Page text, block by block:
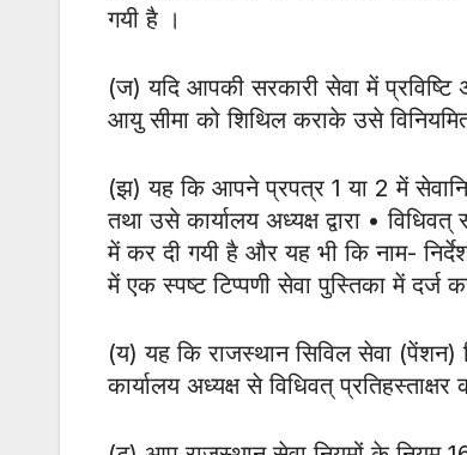
गयी है ।
(ज) यदि आपकी सरकारी सेवा में
आयु सीमा को शिथिल कराके उसे
(झ) यह कि आपने प्रपत्र 1 या 2 में
तथा उसे कार्यालय अध्यक्ष द्वारा •
में कर दी गयी है और यह भी कि नाम-
में एक स्पष्ट टिप्पणी सेवा पुस्तिका में दर्ज
(य) यह कि राजस्थान सिविल सेवा
कार्यालय अध्यक्ष से विधिवत्